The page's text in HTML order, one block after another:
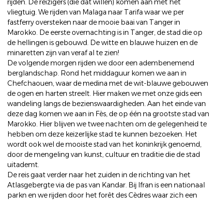
rijden. De reizigers (die dat willen) komen aan met het
vliegtuig. We rijden van Malaga naar Tarifa waar we per
fastferry oversteken naar de mooie baai van Tanger in
Marokko. De eerste overnachting is in Tanger, de stad die op
de hellingen is gebouwd. De witte en blauwe huizen en de
minaretten zijn van veraf al te zien!
De volgende morgen rijden we door een adembenemend
berglandschap. Rond het middaguur komen we aan in
Chefchaouen, waar de medina met de wit-blauwe gebouwen
de ogen en harten streelt. Hier maken we met onze gids een
wandeling langs de bezienswaardigheden. Aan het einde van
deze dag komen we aan in Fès, de op één na grootste stad van
Marokko. Hier blijven we twee nachten om de gelegenheid te
hebben om deze keizerlijke stad te kunnen bezoeken. Het
wordt ook wel de mooiste stad van het koninkrijk genoemd,
door de mengeling van kunst, cultuur en traditie die de stad
uitademt.
De reis gaat verder naar het zuiden in de richting van het
Atlasgebergte via de pas van Kandar. Bij Ifran is een nationaal
parkn en we rijden door het forêt des Cèdres waar zich een